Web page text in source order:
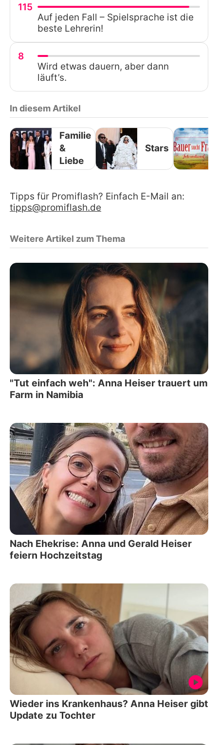
115
Auf jeden Fall – Spielsprache ist die
beste Lehrerin!
8
Wird etwas dauern, aber dann
läuft’s.
In diesem Artikel
Familie
&
Liebe
Stars
Tipps für Promiflash? Einfach E-Mail an:
tipps@promiflash.de
Weitere Artikel zum Thema
"Tut einfach weh": Anna Heiser trauert um
Farm in Namibia
Nach Ehekrise: Anna und Gerald Heiser
feiern Hochzeitstag
Wieder ins Krankenhaus? Anna Heiser gibt
Update zu Tochter